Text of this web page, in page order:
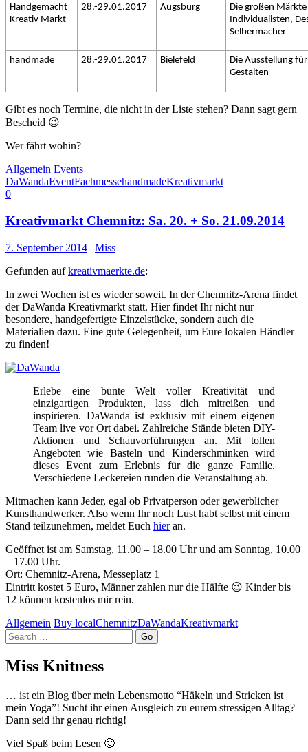
Handgemacht
Kreativ Markt
28.-29.01.2017 Augsburg
Die großen
Individualisten,
Selbermacher
handmade 28.-29.01.2017 Bielefeld
Die Ausstellung
Gestalten
Gibt es noch Termine, die nicht in der Liste stehen? Dann sagt gern
Bescheid 😉
Wer fährt wohin?
Allgemein Events
DaWandaEventFachmessehandmadeKreativmarkt
0
Kreativmarkt Chemnitz: Sa. 20. + So. 21.09.2014
7. September 2014 | Miss
Gefunden aufkreativmaerkte.de:
In zwei Wochen ist es wieder soweit. In der Chemnitz-Arena findet
der DaWanda Kreativmarkt statt. Hier findet Ihr nicht nur
besondere, handgefertigte Einzelstücke, sondern auch die
Materialien dazu. Eine gute Gelegenheit, um Eure lokalen Händler
zu finden!
Erlebe eine bunte Welt voller Kreativität und
einzigartigen Produkten, lass dich mitreißen und
inspirieren. DaWanda ist exklusiv mit einem eigenen
Team live vor Ort dabei. Zahlreiche Stände bieten DIY-
Aktionen und Schauvorführungen an. Mit tollen
Angeboten wie Basteln und Kinderschminken wird
dieses Event zum Erlebnis für die ganze Familie.
Verschiedene Leckereien runden die Veranstaltung ab.
Mitmachen kann Jeder, egal ob Privatperson oder gewerblicher
Kunsthandwerker. Also wenn Ihr noch Lust habt selbst mit einem
Stand teilzunehmen, meldet Euch hieran.
Geöffnet ist am Samstag, 11.00 – 18.00 Uhr und am Sonntag, 10.00
– 17.00 Uhr.
Ort: Chemnitz-Arena, Messeplatz 1
Eintritt kostet 5 Euro, Männer zahlen nur die Hälfte 😉 Kinder bis
12 können kostenlos mir rein.
Allgemein Buy localChemnitzDaWandaKreativmarkt
Search
Miss Knitness
… ist ein Blog über mein Lebensmotto “Häkeln und Stricken ist
mein Yoga”! Sucht ihr einen Ausgleich zu eurem stressigen Alltag?
Dann seid ihr genau richtig!
Viel Spaß beim Lesen 🙂